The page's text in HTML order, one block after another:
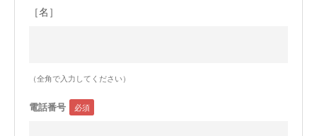
大量購入・法人向けの購入の方は
［名］
（全角で入力してください）
電話番号